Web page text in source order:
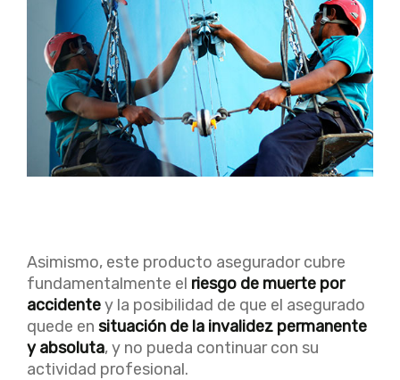
Asimismo, este producto asegurador cubre
fundamentalmente el riesgo de muerte por
accidentey la posibilidad de que el asegurado
quede en situación de la invalidez permanente
y absoluta, y no pueda continuar con su
actividad profesional.